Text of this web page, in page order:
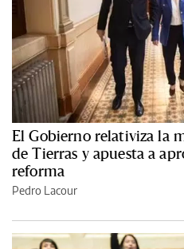
El Gobierno relativiza la
de Tierras y apuesta a
reforma
Pedro Lacour